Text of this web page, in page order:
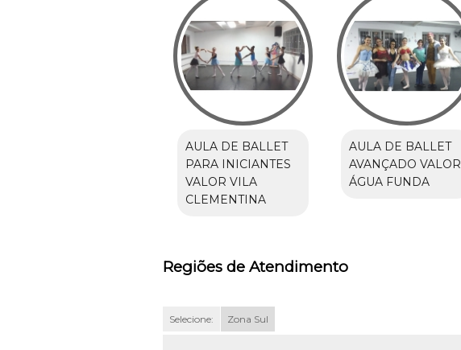
AULA DE BALLET
PARA INICIANTES
VALOR VILA
CLEMENTINA
AULA DE BALLET
AVANÇADO VALOR
ÁGUA FUNDA
Regiões de Atendimento
Selecione: Zona Sul